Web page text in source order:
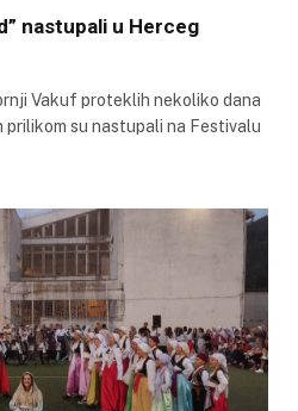
nastupali u Herceg
Vakuf proteklih nekoliko dana
prilikom su nastupali na Festivalu